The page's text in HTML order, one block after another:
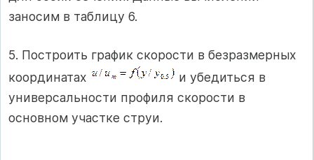
заносим в таблицу 6.
5. Построить график скорости в безразмерных
координатах
и убедиться в
универсальности профиля скорости в
основном участке струи.